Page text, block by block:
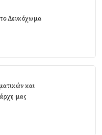
Λευκόχωμα
και
μας